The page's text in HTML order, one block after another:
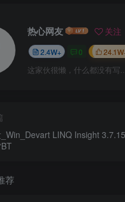
热心网友 关注
2.4W+ 0
这家伙很懒，什么都没有写
LINQ Insight
荐